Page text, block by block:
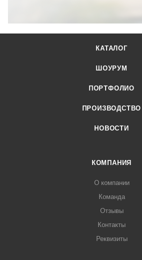
КАТАЛОГ
ШОУРУМ
ПОРТФОЛИО
ПРОИЗВОДСТВО
НОВОСТИ
КОМПАНИЯ
О компании
Команда
Отзывы
Контакты
Реквизиты